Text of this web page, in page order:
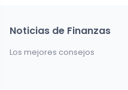
Noticias de Finanzas
Los mejores consejos